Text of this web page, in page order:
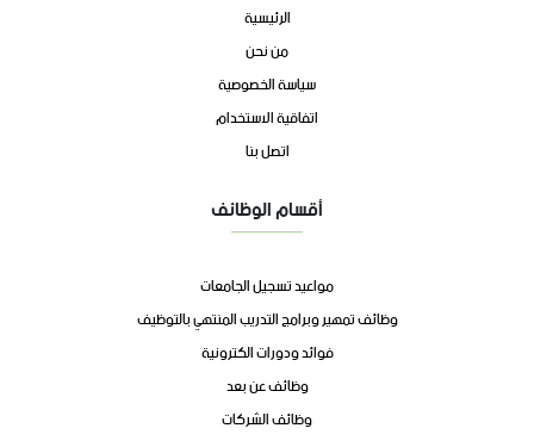
الرئيسية
من نحن
سياسة الخصوصية
اتفاقية الاستخدام
اتصل بنا
أقسام الوظائف
مواعيد تسجيل الجامعات
وظائف تمهير وبرامج التدريب المنتهي بالتوظيف
فوائد ودورات الكترونية
وظائف عن بعد
وظائف الشركات